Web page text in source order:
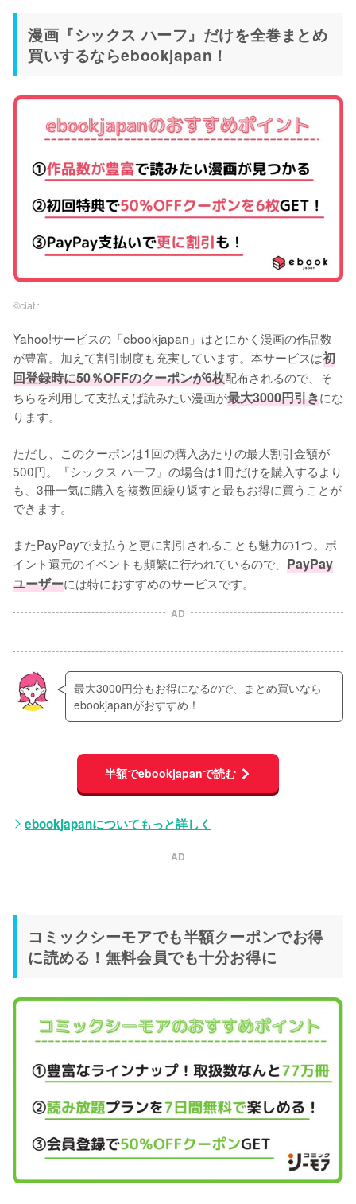
漫画『シックス ハーフ』だけを全巻まとめ
買いするならebookjapan！
©︎ciatr
Yahoo!サービスの「ebookjapan」はとにかく漫画の作品数
が豊富。加えて割引制度も充実しています。本サービスは初
回登録時に50％OFFのクーポンが6枚配布されるので、そ
ちらを利用して支払えば読みたい漫画が最大3000円引きにな
ります。
ただし、このクーポンは1回の購入あたりの最大割引金額が
500円。『シックス ハーフ』の場合は1冊だけを購入するより
も、3冊一気に購入を複数回繰り返すと最もお得に買うことが
できます。
またPayPayで支払うと更に割引されることも魅力の1つ。ポ
イント還元のイベントも頻繁に行われているので、 PayPay
ユーザーには特におすすめのサービスです。
AD
最大3000円分もお得になるので、まとめ買いなら
ebookjapanがおすすめ！
半額でebookjapanで読む
ebookjapanについてもっと詳しく
AD
コミックシーモアでも半額クーポンでお得
に読める！無料会員でも十分お得に